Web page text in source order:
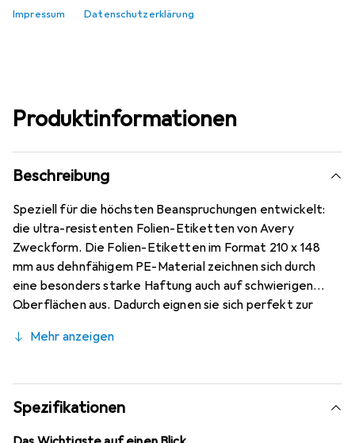
Impressum Datenschutzerklärung
Produktinformationen
Beschreibung
Speziell für die höchsten Beanspruchungen entwickelt:
die ultra-resistenten Folien-Etiketten von Avery
Zweckform. Die Folien-Etiketten im Format 210 x 148
mm aus dehnfähigem PE-Material zeichnen sich durch
eine besonders starke Haftung auch auf schwierigen
Oberflächen aus. Dadurch eignen sie sich perfekt zur
sind öl- und schmutzbeständig, resistent gegen UV-
resistent gegen viele Lösungs- und Reinigungsmittel. Sie
sind zusätzlich ideal zur Beschriftung von Containern, zur
Eigentumskennzeichnung und Beschilderung, besonders
im Aussenbereich, denn sie sind wasser-, seewasser- und
Mehr anzeigen
Spezifikationen